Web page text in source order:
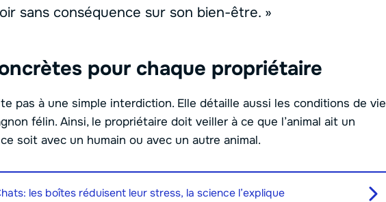
sans conséquence sur son bien-être. »
pour chaque propriétaire
pas à une simple interdiction. Elle détaille aussi les conditions de vie
félin. Ainsi, le propriétaire doit veiller à ce que l’animal ait un
soit avec un humain ou avec un autre animal.
les boîtes réduisent leur stress, la science l’explique